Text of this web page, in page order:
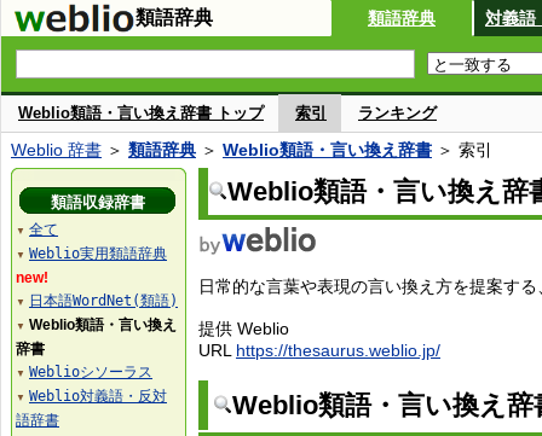
類語辞典 類語辞典 対義語
Weblio類語・言い換え辞書 トップ 索引 ランキング
Weblio 辞書 ＞ 類語辞典 ＞ Weblio類語・言い換え辞書 ＞ 索引
Weblio類語・言い換え辞
日常的な言葉や表現の言い換え方を提案す
提供 Weblio
URL https://thesaurus.weblio.jp/
Weblio類語・言い換え
類語収録辞書
▼ 全て
▼ Weblio実用類語辞典
new!
▼ 日本語WordNet(類語)
▼ Weblio類語・言い換え
辞書
▼ Weblioシソーラス
▼ Weblio対義語・反対
語辞書